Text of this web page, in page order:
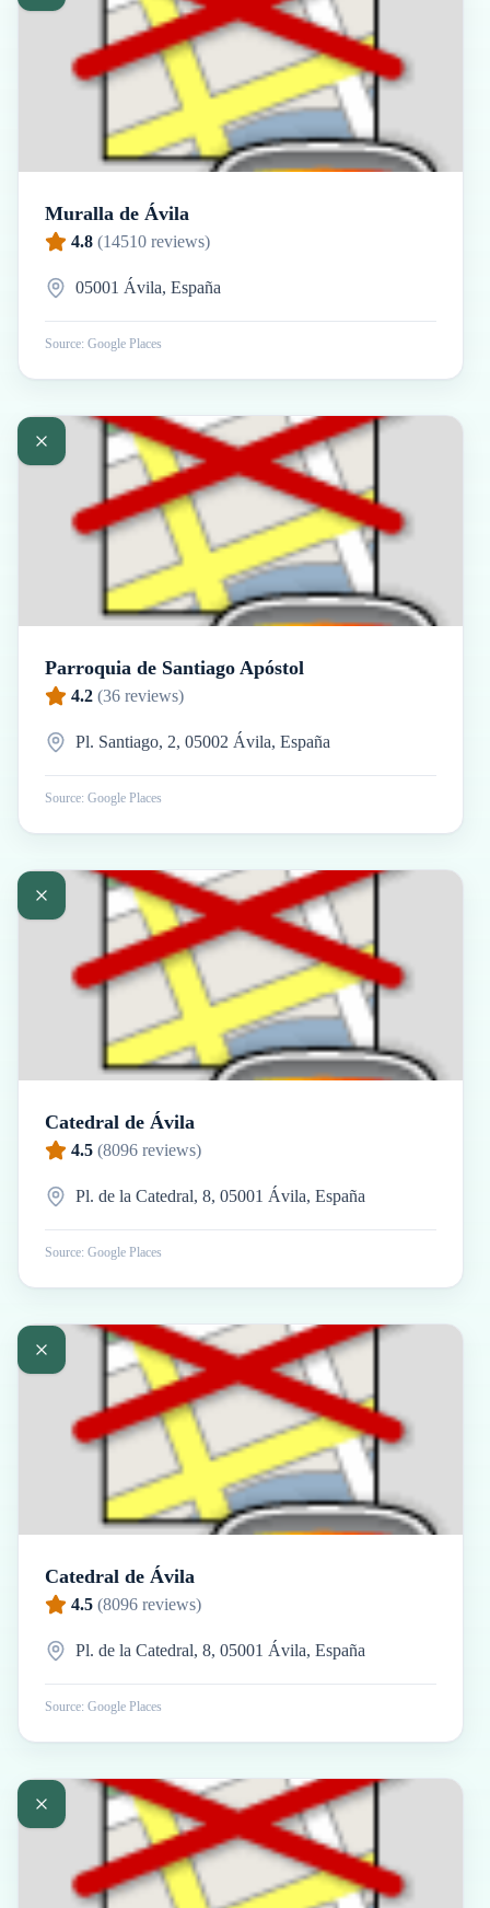
Muralla de Ávila
4.8 (14510 reviews)
05001 Ávila, España
Source: Google Places
Parroquia de Santiago Apóstol
4.2 (36 reviews)
Pl. Santiago, 2, 05002 Ávila, España
Source: Google Places
Catedral de Ávila
4.5 (8096 reviews)
Pl. de la Catedral, 8, 05001 Ávila, España
Source: Google Places
Catedral de Ávila
4.5 (8096 reviews)
Pl. de la Catedral, 8, 05001 Ávila, España
Source: Google Places